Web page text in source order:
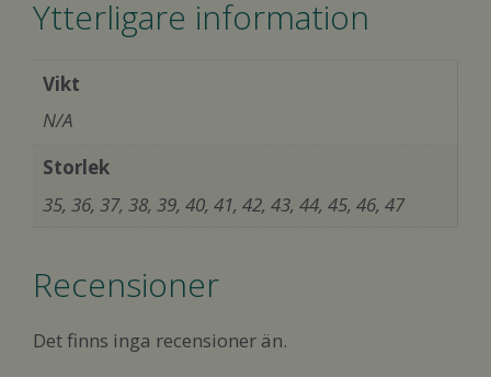
Ytterligare information
Vikt
N/A
Storlek
35, 36, 37, 38, 39, 40, 41, 42, 43, 44, 45, 46, 47
Recensioner
Det finns inga recensioner än.